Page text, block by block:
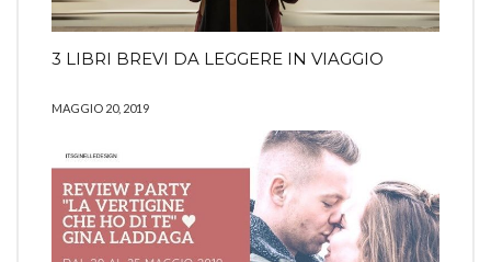
3 LIBRI BREVI DA LEGGERE IN VIAGGIO
MAGGIO 20, 2019